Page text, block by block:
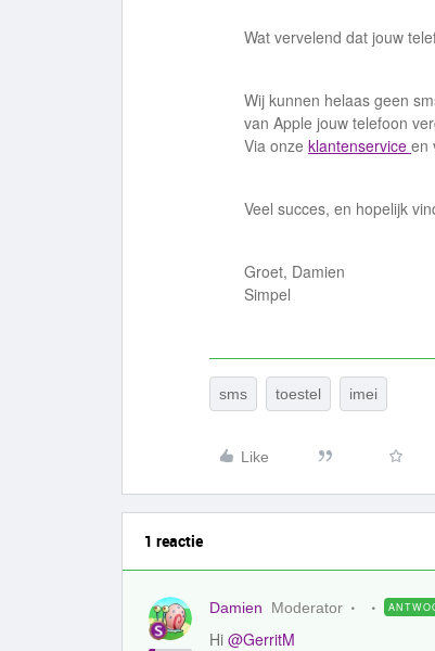
Wat vervelend dat jouw
Wij kunnen helaas geen
van Apple jouw telefoon
Via onze klantenservice en
Veel succes, en hopelijk
Groet, Damien
Simpel
sms toestel imei
Like
1 reactie
Damien Moderator
Hi @GerritM